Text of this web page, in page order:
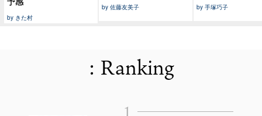
by きた村
by 佐藤友美子 by 手塚巧子
: Ranking
1